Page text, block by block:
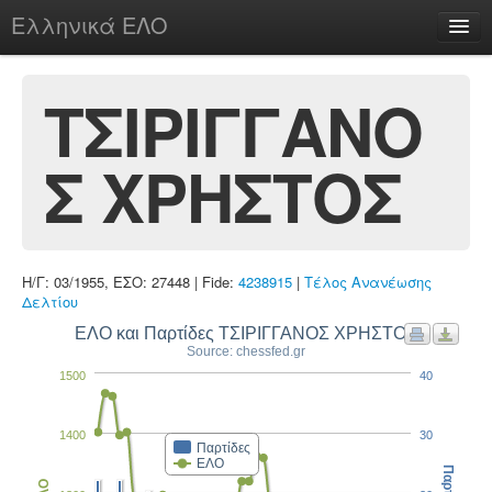
Ελληνικά ΕΛΟ
chesstu.be @ discord
Login
ΤΣΙΡΙΓΓΑΝΟ
Σ ΧΡΗΣΤΟΣ
Η/Γ: 03/1955, ΕΣΟ: 27448 | Fide: 4238915 | Τέλος Ανανέωσης
Δελτίου
ΕΛΟ και Παρτίδες ΤΣΙΡΙΓΓΑΝΟΣ ΧΡΗΣΤΟΣ
Source: chessfed.gr
Παρτίδες
ΕΛΟ
1400
1500
30
40